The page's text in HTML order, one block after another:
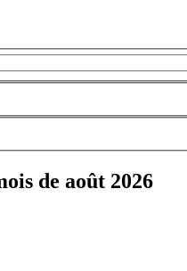
de août 2026